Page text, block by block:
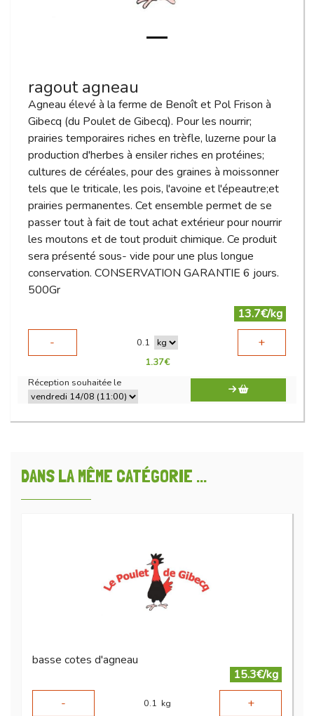
ragout agneau
Agneau élevé à la ferme de Benoît et Pol Frison à
Gibecq (du Poulet de Gibecq). Pour les nourrir;
prairies temporaires riches en trèfle, luzerne pour la
production d'herbes à ensiler riches en protéines;
cultures de céréales, pour des graines à moissonner
tels que le triticale, les pois, l'avoine et l'épeautre;et
prairies permanentes. Cet ensemble permet de se
passer tout à fait de tout achat extérieur pour nourrir
les moutons et de tout produit chimique. Ce produit
sera présenté sous- vide pour une plus longue
conservation. CONSERVATION GARANTIE 6 jours.
500Gr
13.7€/kg
-
0.1 +
1.37€
Réception souhaitée le
DANS LA MÊME CATÉGORIE ...
basse cotes d'agneau
15.3€/kg
-
0.1 kg +